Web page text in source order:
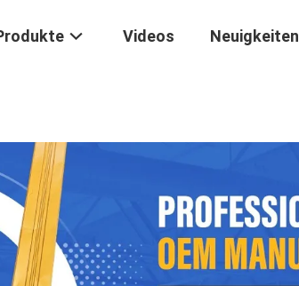
Videos Neuigkeiten